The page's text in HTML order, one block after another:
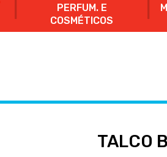
PERFUM. E
COSMÉTICOS
TALCO